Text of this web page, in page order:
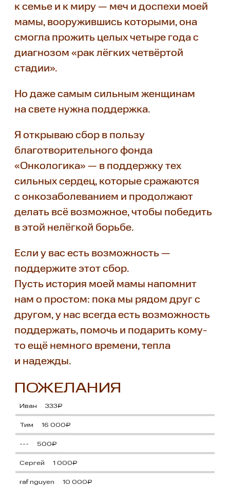
к семье и к миру — меч и доспехи моей
мамы, вооружившись которыми, она
смогла прожить целых четыре года с
диагнозом «рак лёгких четвёртой
стадии».
Но даже самым сильным женщинам
на свете нужна поддержка.
Я открываю сбор в пользу
благотворительного фонда
«Онкологика» — в поддержку тех
сильных сердец, которые сражаются
с онкозаболеванием и продолжают
делать всё возможное, чтобы победить
в этой нелёгкой борьбе.
Если у вас есть возможность —
поддержите этот сбор.
Пусть история моей мамы напомнит
нам о простом: пока мы рядом друг с
другом, у нас всегда есть возможность
поддержать, помочь и подарить кому-
то ещё немного времени, тепла
и надежды.
ПОЖЕЛАНИЯ
Иван 333₽
Тим 16 000₽
--- 500₽
Сергей 1 000₽
raf nguyen 10 000₽